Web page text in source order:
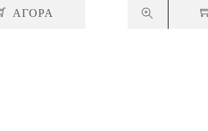
ΑΓΟΡΑ